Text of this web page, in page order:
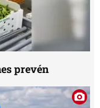
prevén